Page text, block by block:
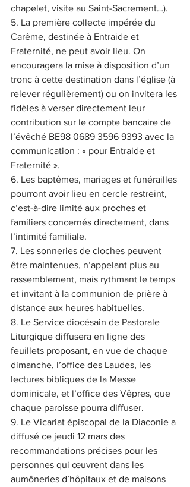
chapelet, visite au Saint-Sacrement…).
5. La première collecte impérée du
Carême, destinée à Entraide et
Fraternité, ne peut avoir lieu. On
encouragera la mise à disposition d’un
tronc à cette destination dans l’église (à
relever régulièrement) ou on invitera les
fidèles à verser directement leur
contribution sur le compte bancaire de
l’évêché BE98 0689 3596 9393 avec la
communication : « pour Entraide et
Fraternité ».
6. Les baptêmes, mariages et funérailles
pourront avoir lieu en cercle restreint,
c’est-à-dire limité aux proches et
familiers concernés directement, dans
l’intimité familiale.
7. Les sonneries de cloches peuvent
être maintenues, n’appelant plus au
rassemblement, mais rythmant le temps
et invitant à la communion de prière à
distance aux heures habituelles.
8. Le Service diocésain de Pastorale
Liturgique diffusera en ligne des
feuillets proposant, en vue de chaque
dimanche, l’office des Laudes, les
lectures bibliques de la Messe
dominicale, et l’office des Vêpres, que
chaque paroisse pourra diffuser.
9. Le Vicariat épiscopal de la Diaconie a
diffusé ce jeudi 12 mars des
recommandations précises pour les
personnes qui œuvrent dans les
aumôneries d’hôpitaux et de maisons